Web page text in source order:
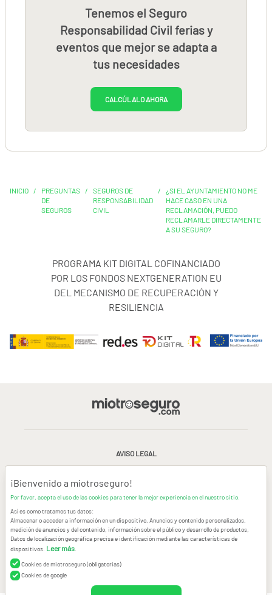
Tenemos el Seguro
Responsabilidad Civil ferias y
eventos que mejor se adapta a
tus necesidades
CALCÚLALO AHORA
INICIO /
PREGUNTAS
DE
SEGUROS
/
SEGUROS DE
RESPONSABILIDAD
CIVIL
/
¿SI EL AYUNTAMIENTO NO ME
HACE CASO EN UNA
RECLAMACIÓN, PUEDO
RECLAMARLE DIRECTAMENTE
A SU SEGURO?
PROGRAMA KIT DIGITAL COFINANCIADO
POR LOS FONDOS NEXTGENERATION EU
DEL MECANISMO DE RECUPERACIÓN Y
RESILIENCIA
AVISO LEGAL
CONDICIONES GENERALES DE USO
CONTACTAR
© Copyright miotroseguro.com 2026. Todos los derechos reservados
Images designed byFreepik
¡Bienvenido a miotroseguro!
Por favor, acepta el uso de las cookies para tener la mejor experiencia en el nuestro sitio.
Así es como tratamos tus datos:
Almacenar o acceder a información en un dispositivo, Anuncios y contenido personalizados,
medición de anuncios y del contenido, información sobre el público y desarrollo de productos,
Datos de localización geográfica precisa e identificación mediante las características de
dispositivos. Leer más
Cookies de miotroseguro (obligatorias)
Cookies de google